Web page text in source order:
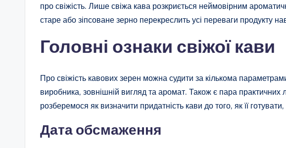
про свіжість. Лише свіжа кава розкриється неймовірним
старе або зіпсоване зерно перекреслить усі переваги продукту
Головні ознаки свіжої кави
Про свіжість кавових зерен можна судити за кількома
виробника, зовнішній вигляд та аромат. Також є пара практичних
розберемося як визначити придатність кави до того, як її
Дата обсмаження